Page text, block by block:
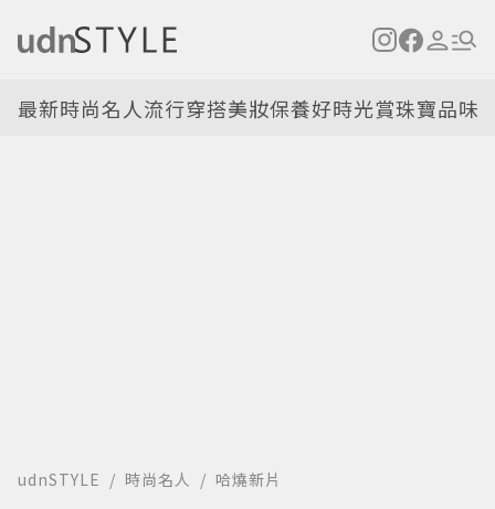
最新時尚名人流行穿搭美妝保養好時光賞珠寶品味
udnSTYLE 時尚名人 哈燒新片